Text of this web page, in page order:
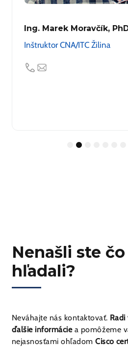
Ing. Marek Moravčík,
Inštruktor CNA/ITC Žilina
5
Nenašli ste
hľadali?
Neváhajte nás kontaktovať.
ďalšie informáciea pomôžeme
nejasnosťami ohľadomCisco